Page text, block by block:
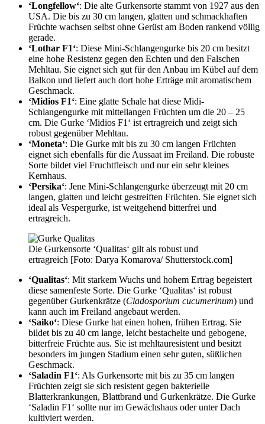
‘Longfellow‘: Die alte Gurkensorte stammt von 1927 aus den
USA. Die bis zu 30 cm langen, glatten und schmackhaften
Früchte wachsen selbst ohne Gerüst am Boden rankend völlig
gerade.
‘Lothar F1‘: Diese Mini-Schlangengurke bis 20 cm besitzt
eine hohe Resistenz gegen den Echten und den Falschen
Mehltau. Sie eignet sich gut für den Anbau im Kübel auf dem
Balkon und liefert auch dort hohe Erträge mit aromatischem
Geschmack.
‘Midios F1‘: Eine glatte Schale hat diese Midi-
Schlangengurke mit mittellangen Früchten um die 20 – 25
cm. Die Gurke ‘Midios F1‘ ist ertragreich und zeigt sich
robust gegenüber Mehltau.
‘Moneta‘: Die Gurke mit bis zu 30 cm langen Früchten
eignet sich ebenfalls für die Aussaat im Freiland. Die robuste
Sorte bildet viel Fruchtfleisch und nur ein sehr kleines
Kernhaus.
‘Persika‘: Jene Mini-Schlangengurke überzeugt mit 20 cm
langen, glatten und leicht gestreiften Früchten. Sie eignet sich
ideal als Vespergurke, ist weitgehend bitterfrei und
ertragreich.
Die Gurkensorte ‘Qualitas‘ gilt als robust und
ertragreich [Foto: Darya Komarova/ Shutterstock.com]
‘Qualitas‘: Mit starkem Wuchs und hohem Ertrag begeistert
diese samenfeste Sorte. Die Gurke ‘Qualitas‘ ist robust
gegenüber Gurkenkrätze (Cladosporium cucumerinum) und
kann auch im Freiland angebaut werden.
‘Saiko‘: Diese Gurke hat einen hohen, frühen Ertrag. Sie
bildet bis zu 40 cm lange, leicht bestachelte und gebogene,
bitterfreie Früchte aus. Sie ist mehltauresistent und besitzt
besonders im jungen Stadium einen sehr guten, süßlichen
Geschmack.
‘Saladin F1‘: Als Gurkensorte mit bis zu 35 cm langen
Früchten zeigt sie sich resistent gegen bakterielle
Blatterkrankungen, Blattbrand und Gurkenkrätze. Die Gurke
‘Saladin F1‘ sollte nur im Gewächshaus oder unter Dach
kultiviert werden.